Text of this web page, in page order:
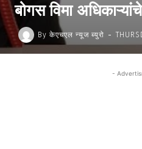
बोगस विमा
By केएचएल न्यूज ब्युरो -
-